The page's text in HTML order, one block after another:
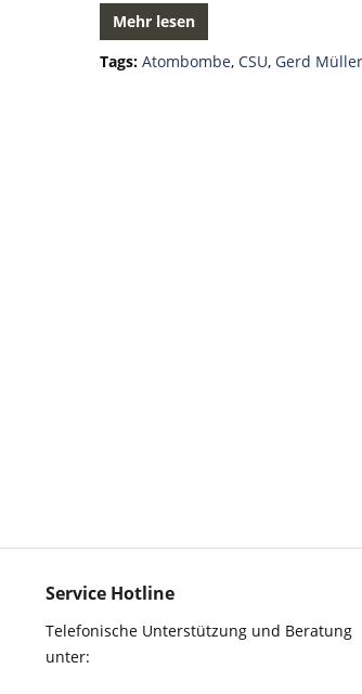
Mehr lesen
Tags: Atombombe, CSU, Gerd Müller
Service Hotline
Telefonische Unterstützung und Beratung
unter: